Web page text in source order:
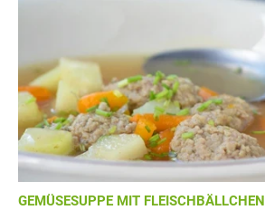
GEMÜSESUPPE MIT FLEISCHBÄLLCHEN